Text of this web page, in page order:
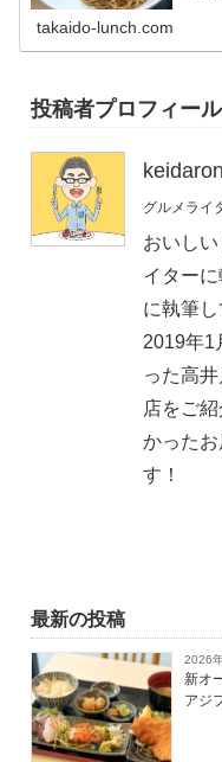
takaido-lunch.com
投稿者プロフィール
グルメライ
おいし
イター
に執筆し
2019年1
った高
店をご
かった
す！
最新の投稿
2026
新オ
アジ